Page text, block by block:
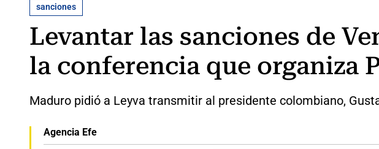
sanciones
Levantar las sanciones de
la conferencia que organiza
Maduro pidió a Leyva transmitir al presidente colombiano,
Agencia Efe